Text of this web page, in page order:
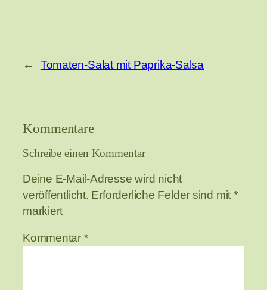
← Tomaten-Salat mit Paprika-Salsa
Kommentare
Schreibe einen Kommentar
Deine E-Mail-Adresse wird nicht
veröffentlicht. Erforderliche Felder sind mit *
markiert
Kommentar *